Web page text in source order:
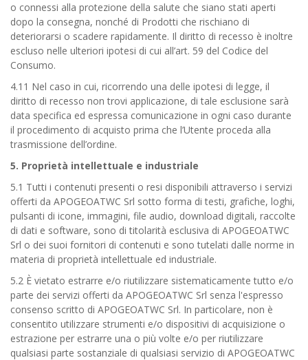
o connessi alla protezione della salute che siano stati aperti
dopo la consegna, nonché di Prodotti che rischiano di
deteriorarsi o scadere rapidamente. Il diritto di recesso è inoltre
escluso nelle ulteriori ipotesi di cui all’art. 59 del Codice del
Consumo.
4.11 Nel caso in cui, ricorrendo una delle ipotesi di legge, il
diritto di recesso non trovi applicazione, di tale esclusione sarà
data specifica ed espressa comunicazione in ogni caso durante
il procedimento di acquisto prima che l’Utente proceda alla
trasmissione dell’ordine.
5. Proprietà intellettuale e industriale
5.1 Tutti i contenuti presenti o resi disponibili attraverso i servizi
offerti da APOGEOATWC Srl sotto forma di testi, grafiche, loghi,
pulsanti di icone, immagini, file audio, download digitali, raccolte
di dati e software, sono di titolarità esclusiva di APOGEOATWC
Srl o dei suoi fornitori di contenuti e sono tutelati dalle norme in
materia di proprietà intellettuale ed industriale.
5.2 È vietato estrarre e/o riutilizzare sistematicamente tutto e/o
parte dei servizi offerti da APOGEOATWC Srl senza l'espresso
consenso scritto di APOGEOATWC Srl. In particolare, non è
consentito utilizzare strumenti e/o dispositivi di acquisizione o
estrazione per estrarre una o più volte e/o per riutilizzare
qualsiasi parte sostanziale di qualsiasi servizio di APOGEOATWC